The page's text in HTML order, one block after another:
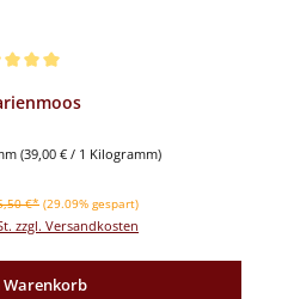
(39,00 € / 1 Kilogramm)
Preis:
€* (29.09% gespart)
zzgl. Versandkosten
Warenkorb